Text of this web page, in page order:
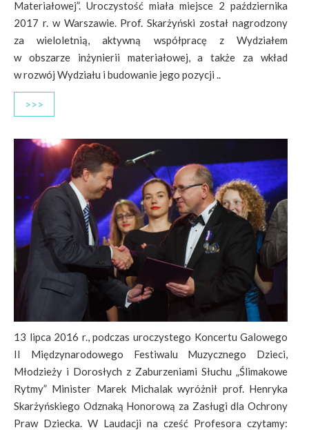
Materiałowej”. Uroczystość miała miejsce 2 października
2017 r. w Warszawie. Prof. Skarżyński został nagrodzony
za wieloletnią, aktywną współpracę z Wydziałem
w obszarze inżynierii materiałowej, a także za wkład
w rozwój Wydziału i budowanie jego pozycji ..
>>>
13 lipca 2016 r., podczas uroczystego Koncertu Galowego
II Międzynarodowego Festiwalu Muzycznego Dzieci,
Młodzieży i Dorosłych z Zaburzeniami Słuchu „Ślimakowe
Rytmy” Minister Marek Michalak wyróżnił prof. Henryka
Skarżyńskiego Odznaką Honorową za Zasługi dla Ochrony
Praw Dziecka. W Laudacji na cześć Profesora czytamy: